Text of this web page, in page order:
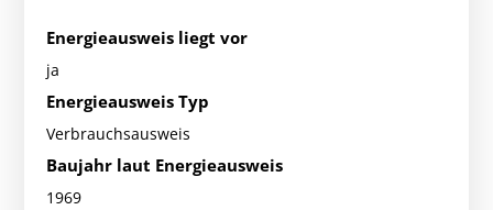
Energieausweis liegt vor
ja
Energieausweis Typ
Verbrauchsausweis
Baujahr laut Energieausweis
1969